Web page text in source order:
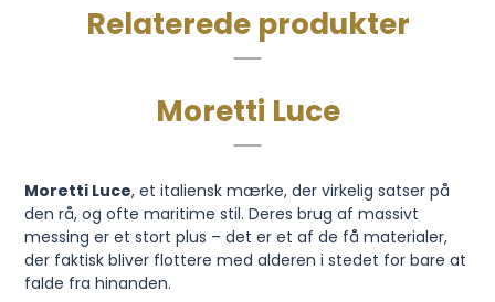
Relaterede produkter
Moretti Luce
Moretti Luce, et italiensk mærke, der virkelig satser på
den rå, og ofte maritime stil. Deres brug af massivt
messing er et stort plus – det er et af de få materialer,
der faktisk bliver flottere med alderen i stedet for bare at
falde fra hinanden.